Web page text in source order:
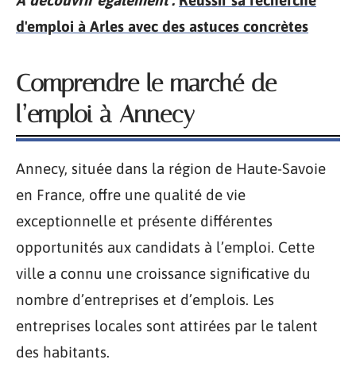
d'emploi à Arles avec des astuces concrètes
Comprendre le marché de
l’emploi à Annecy
Annecy, située dans la région de Haute-Savoie
en France, offre une qualité de vie
exceptionnelle et présente différentes
opportunités aux candidats à l’emploi. Cette
ville a connu une croissance significative du
nombre d’entreprises et d’emplois. Les
entreprises locales sont attirées par le talent
des habitants.